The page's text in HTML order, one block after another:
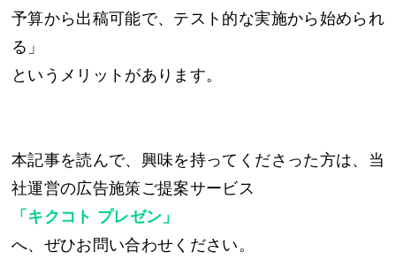
予算から出稿可能で、テスト的な実施から始められ
る」
というメリットがあります。
本記事を読んで、興味を持ってくださった方は、当
社運営の広告施策ご提案サービス
「キクコト プレゼン」
へ、ぜひお問い合わせください。